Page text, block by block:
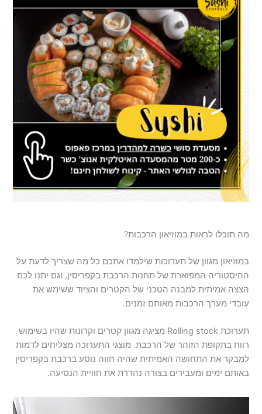
מה תוכלו לראות במוזיאון הרכבות?
במוזיאון מגוון של תערוכות שילמדו אתכם כל מה שצריך לדעת על
ההיסטוריה המפוארת של תחנות הרכבת בקפריסין, וגם יתנו לכם
הצצה אמיתית למבנה הטכני של הקטרים והציוד ששימש את
עובדי מערך הרכבות מאותם זמנים.
תערוכת Rolling stock מציגה מגוון קטרים וקרונות שהיו בשימוש
רווח בתקופת הזוהר של הרכבת. מוצגי התערוכה מצליחים לדמות
למבקר את התחושה האמיתית שהיה חווה נוסע ברכבת בקפריסין
באותם ימים ומעבירים בצורה נהדרת את חוויית הנסיעה.